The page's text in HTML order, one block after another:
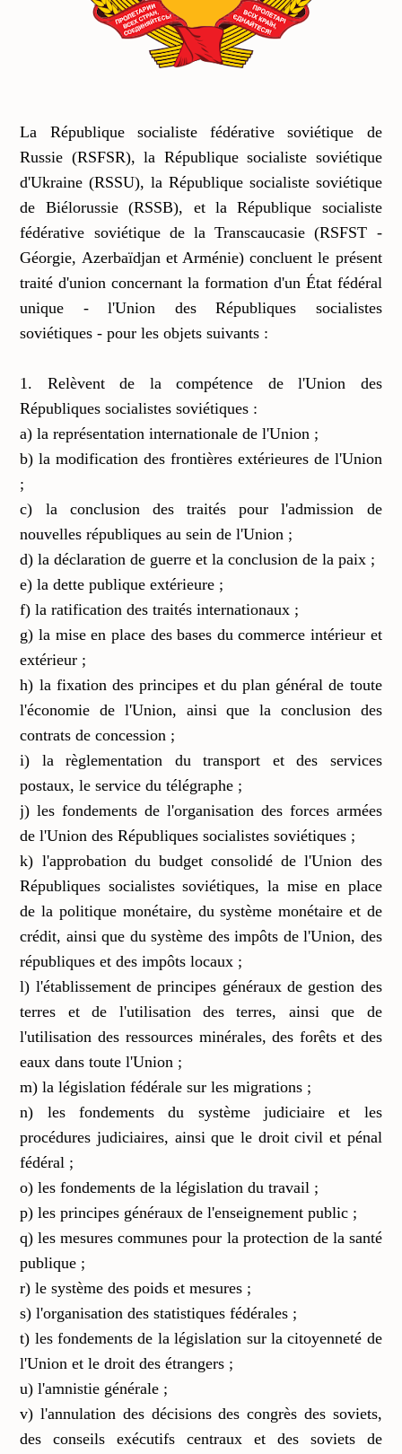
La République socialiste fédérative soviétique de
Russie (RSFSR), la République socialiste soviétique
d'Ukraine (RSSU), la République socialiste soviétique
de Biélorussie (RSSB), et la République socialiste
fédérative soviétique de la Transcaucasie (RSFST -
Géorgie, Azerbaïdjan et Arménie) concluent le présent
traité d'union concernant la formation d'un État fédéral
unique - l'Union des Républiques socialistes
soviétiques - pour les objets suivants :
1. Relèvent de la compétence de l'Union des
Républiques socialistes soviétiques :
a) la représentation internationale de l'Union ;
b) la modification des frontières extérieures de l'Union
;
c) la conclusion des traités pour l'admission de
nouvelles républiques au sein de l'Union ;
d) la déclaration de guerre et la conclusion de la paix ;
e) la dette publique extérieure ;
f) la ratification des traités internationaux ;
g) la mise en place des bases du commerce intérieur et
extérieur ;
h) la fixation des principes et du plan général de toute
l'économie de l'Union, ainsi que la conclusion des
contrats de concession ;
i) la règlementation du transport et des services
postaux, le service du télégraphe ;
j) les fondements de l'organisation des forces armées
de l'Union des Républiques socialistes soviétiques ;
k) l'approbation du budget consolidé de l'Union des
Républiques socialistes soviétiques, la mise en place
de la politique monétaire, du système monétaire et de
crédit, ainsi que du système des impôts de l'Union, des
républiques et des impôts locaux ;
l) l'établissement de principes généraux de gestion des
terres et de l'utilisation des terres, ainsi que de
l'utilisation des ressources minérales, des forêts et des
eaux dans toute l'Union ;
m) la législation fédérale sur les migrations ;
n) les fondements du système judiciaire et les
procédures judiciaires, ainsi que le droit civil et pénal
fédéral ;
o) les fondements de la législation du travail ;
p) les principes généraux de l'enseignement public ;
q) les mesures communes pour la protection de la santé
publique ;
r) le système des poids et mesures ;
s) l'organisation des statistiques fédérales ;
t) les fondements de la législation sur la citoyenneté de
l'Union et le droit des étrangers ;
u) l'amnistie générale ;
v) l'annulation des décisions des congrès des soviets,
des conseils exécutifs centraux et des soviets de